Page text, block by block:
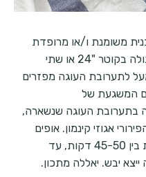
משומנת ו/או מרופדת
בנייר אפייה. מתאימה כאן תבנית עגולה בקוטר "24 או שתי
לתערובת העוגה מפזרים
המשגעת של
בתערובת העוגה שנשארה,
אגוזי קינמון. אופים
בתנור שחומם מראש ל-180 מעלות בין 45-50 דקות, עד
יבש. יאללה מתכון.